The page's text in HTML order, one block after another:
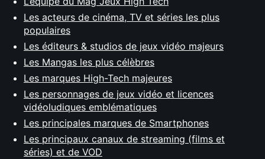
Les acteurs de cinéma, TV et séries les plus
populaires
Les éditeurs & studios de jeux vidéo majeurs
Les Mangas les plus célèbres
Les marques High-Tech majeures
Les personnages de jeux vidéo et licences
vidéoludiques emblématiques
Les principales marques de Smartphones
Les principaux canaux de streaming (films et
séries) et de VOD